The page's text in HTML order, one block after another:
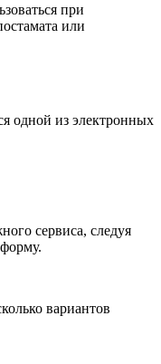
при
или
одной из электронных
сервиса, следуя
вариантов